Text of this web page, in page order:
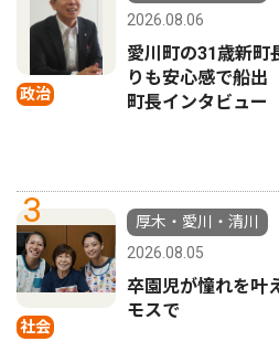
政治
2026.08.06
愛川町の31歳新
りも安心感で船出
町長インタビュー
3
社会
厚木・愛川・清川
2026.08.05
卒園児が憧れを
モスで